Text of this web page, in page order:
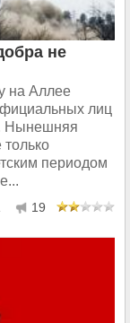
не
на Аллее
лиц
Нынешняя
периодом
19